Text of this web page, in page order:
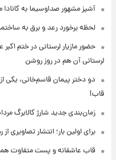
آشپز مشهور صداوسیما به
لحظه برخورد رعد و برق به
حضور مازیار لرستانی در ختم
لرستانی آن هم در روز روشن
دو دختر پیمان قاسم‌خانی، یکی از
قاب!
زمان‌بندی جدید شارژ کالابرگ مرداد ۱۴۰۵ اعلام
برای اولین بار؛ انتشار تصاویری
قاب عاشقانه و پست متفاوت